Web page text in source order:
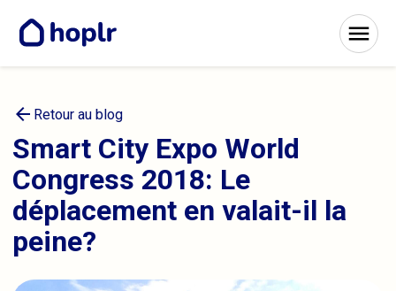
arrow_back Retour au blog
Smart City Expo World
Congress 2018: Le
déplacement en valait-il la
peine?